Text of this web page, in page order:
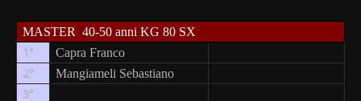
MASTER 40-50 anni KG 80 SX
1° Capra Franco
2° Mangiameli Sebastiano
3°